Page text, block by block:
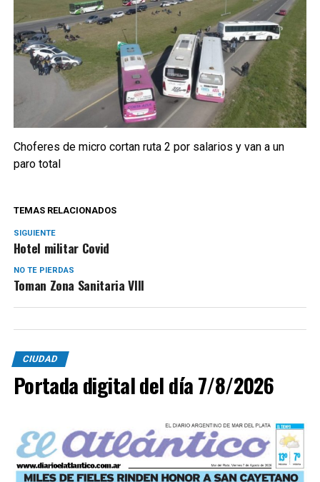
Choferes de micro cortan ruta 2 por salarios y van a un
paro total
TEMAS RELACIONADOS
SIGUIENTE
Hotel militar Covid
NO TE PIERDAS
Toman Zona Sanitaria VIII
CIUDAD
Portada digital del día 7/8/2026